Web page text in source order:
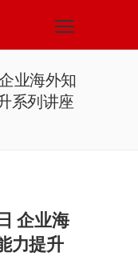
业海外知
系列讲座
企业海
力提升